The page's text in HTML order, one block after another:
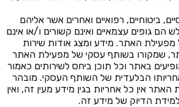
ביטוחיים, רפואיים ואחרים אשר אליהם
הם גופים עצמאיים ואינם קשורים ו/או אינם
מפעילת האתר. מידע ומצג אודות שירות
שמקורו בשותף עסקי של מפעילת האתר
באתר וכל תוכן ביחס לשירותים כאמור
הבלעדית של השותף העסקי. מובהר
האתר אין כל אחריות בגין מידע מעין זה, ואין
הדיוק של מידע זה.